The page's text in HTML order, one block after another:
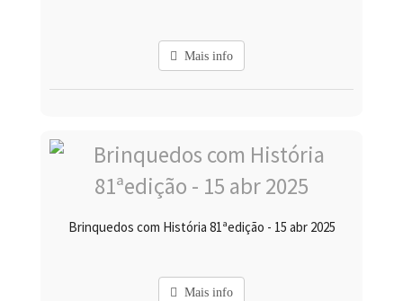
Mais info
Brinquedos com História 81ªedição - 15 abr 2025
Mais info